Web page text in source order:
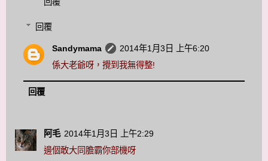
回覆
Sandymama
2014年1月3日 上午6:20
係大老爺呀，攪到我無得整!
回覆
阿毛 2014年1月3日 上午2:29
邊個敢大同膽霸你部機呀